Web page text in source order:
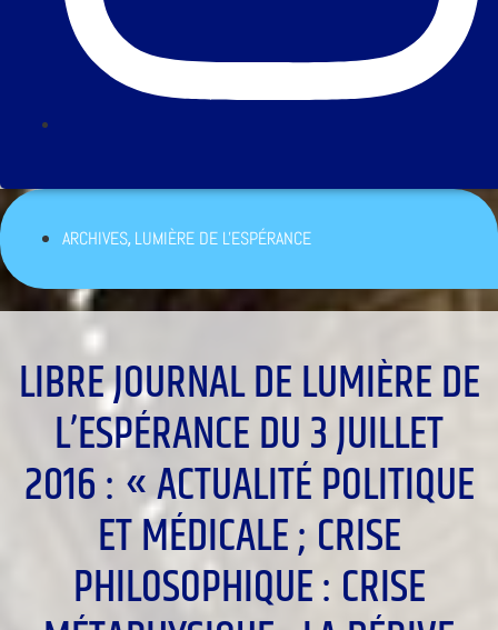
ARCHIVES,LUMIÈRE DE L'ESPÉRANCE
LIBRE JOURNAL DE LUMIÈRE DE
L’ESPÉRANCE DU 3 JUILLET
2016 : « ACTUALITÉ POLITIQUE
ET MÉDICALE ; CRISE
PHILOSOPHIQUE : CRISE